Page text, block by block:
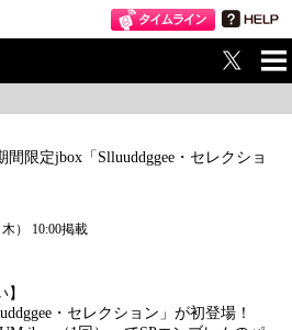
間限定jbox「Slluuddggee・セレクショ
） 10:00掲載
・セレクション」が初登場！